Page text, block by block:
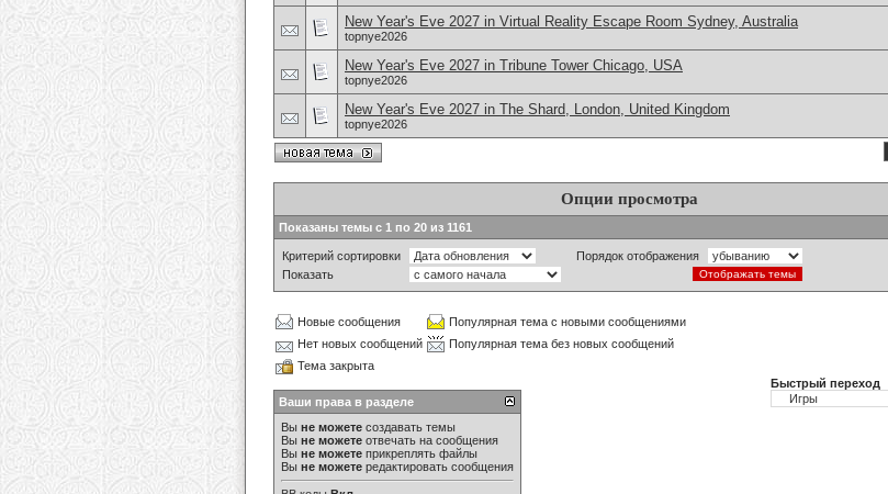
New Year's Eve 2027 in Virtual Reality Escape Room Sydney, Australia
topnye2026
New Year's Eve 2027 in Tribune Tower Chicago, USA
topnye2026
New Year's Eve 2027 in The Shard, London, United Kingdom
topnye2026
Опции просмотра
Показаны темы с 1 по 20 из 1161
Критерий сортировки
Порядок отображения
Показать
Новые сообщения
Популярная тема с новыми сообщениями
Нет новых сообщений
Популярная тема без новых сообщений
Тема закрыта
Ваши права в разделе
Вы не можете создавать темы
Вы не можете отвечать на сообщения
Вы не можете прикреплять файлы
Вы не можете редактировать сообщения
Быстрый переход